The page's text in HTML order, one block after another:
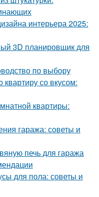
интерьера 2025:
3D планировщик для
по выбору
со вкусом:
квартиры:
гаража: советы и
печь для гаража
для пола: советы и